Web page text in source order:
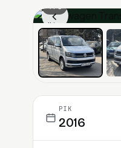
‹
1 / 6
Ціна в місяць
РІК
2016